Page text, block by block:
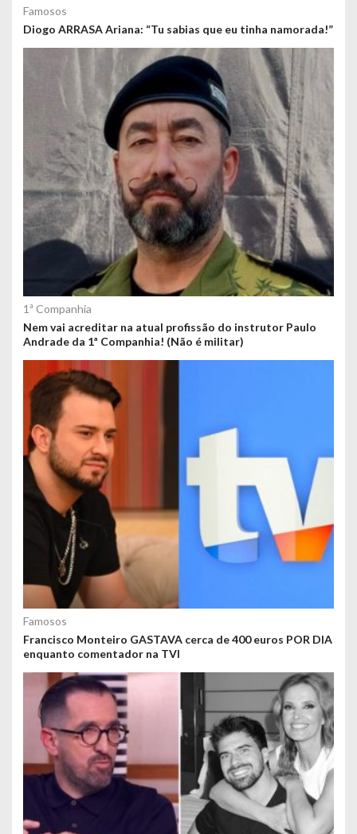
Famosos
Diogo ARRASA Ariana: “Tu sabias que eu tinha namorada!”
1ª Companhia
Nem vai acreditar na atual profissão do instrutor Paulo
Andrade da 1ª Companhia! (Não é militar)
Famosos
Francisco Monteiro GASTAVA cerca de 400 euros POR DIA
enquanto comentador na TVI